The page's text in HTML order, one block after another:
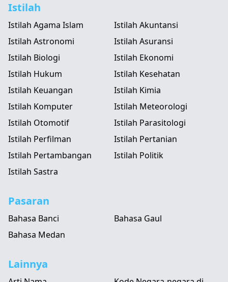
Istilah
Istilah Agama Islam
Istilah Akuntansi
Istilah Astronomi
Istilah Asuransi
Istilah Biologi
Istilah Ekonomi
Istilah Hukum
Istilah Kesehatan
Istilah Keuangan
Istilah Kimia
Istilah Komputer
Istilah Meteorologi
Istilah Otomotif
Istilah Parasitologi
Istilah Perfilman
Istilah Pertanian
Istilah Pertambangan
Istilah Politik
Istilah Sastra
Pasaran
Bahasa Banci
Bahasa Gaul
Bahasa Medan
Lainnya